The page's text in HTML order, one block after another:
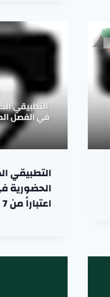
التطبيقي
اعتباراً من 7 يونيو